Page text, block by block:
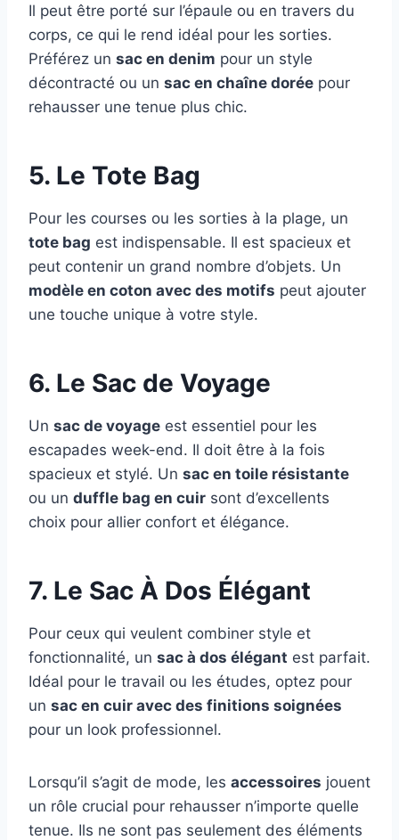
Il peut être porté sur l’épaule ou en travers du
corps, ce qui le rend idéal pour les sorties.
Préférez un sac en denim pour un style
décontracté ou un sac en chaîne dorée pour
rehausser une tenue plus chic.
5. Le Tote Bag
Pour les courses ou les sorties à la plage, un
tote bag est indispensable. Il est spacieux et
peut contenir un grand nombre d’objets. Un
modèle en coton avec des motifs peut ajouter
une touche unique à votre style.
6. Le Sac de Voyage
Un sac de voyage est essentiel pour les
escapades week-end. Il doit être à la fois
spacieux et stylé. Un sac en toile résistante
ou un duffle bag en cuir sont d’excellents
choix pour allier confort et élégance.
7. Le Sac À Dos Élégant
Pour ceux qui veulent combiner style et
fonctionnalité, un sac à dos élégant est parfait.
Idéal pour le travail ou les études, optez pour
un sac en cuir avec des finitions soignées
pour un look professionnel.
Lorsqu’il s’agit de mode, les accessoires jouent
un rôle crucial pour rehausser n’importe quelle
tenue. Ils ne sont pas seulement des éléments